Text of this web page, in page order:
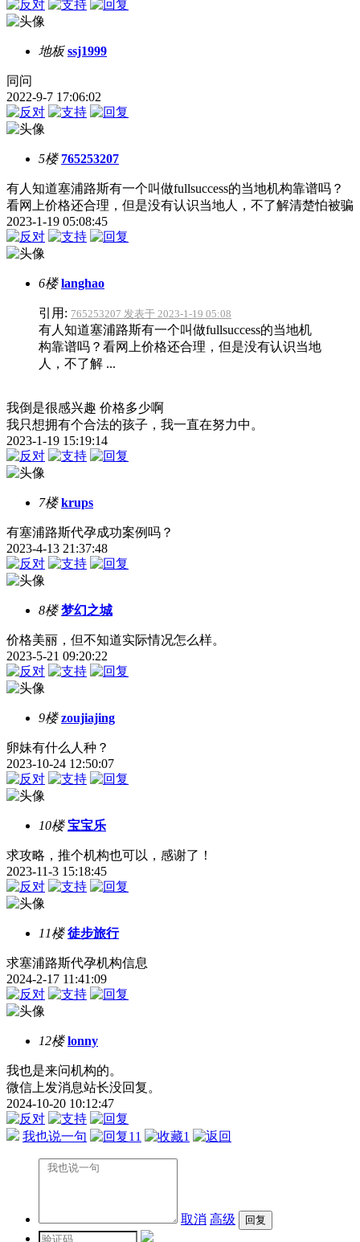
地板 ssj1999
同问
2022-9-7 17:06:02
5楼 765253207
有人知道塞浦路斯有一个叫做fullsuccess的当地机构靠谱吗？
看网上价格还合理，但是没有认识当地人，不了解清楚怕被骗
2023-1-19 05:08:45
6楼 langhao
引用: 765253207 发表于 2023-1-19 05:08
有人知道塞浦路斯有一个叫做fullsuccess的当地机
构靠谱吗？看网上价格还合理，但是没有认识当地
人，不了解 ...
我倒是很感兴趣 价格多少啊
我只想拥有个合法的孩子，我一直在努力中。
2023-1-19 15:19:14
7楼 krups
有塞浦路斯代孕成功案例吗？
2023-4-13 21:37:48
8楼 梦幻之城
价格美丽，但不知道实际情况怎么样。
2023-5-21 09:20:22
9楼 zoujiajing
卵妹有什么人种？
2023-10-24 12:50:07
10楼 宝宝乐
求攻略，推个机构也可以，感谢了！
2023-11-3 15:18:45
11楼 徒步旅行
求塞浦路斯代孕机构信息
2024-2-17 11:41:09
12楼 lonny
我也是来问机构的。
微信上发消息站长没回复。
2024-10-20 10:12:47
我也说一句 11 1
取消 高级